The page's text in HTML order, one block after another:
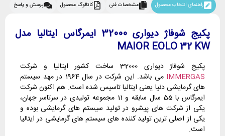
راهنمای انتخاب محصول مشخصات فنی کاتالوگ محصول پرسش و پاسخ
پکیج شوفاژ دیواری 32000 ایمرگاس ایتالیا مدل
MAIOR EOLO 32 KW
پکیج شوفاژ دیواری 32000 ساخت کشور ایتالیا و شرکت
IMMERGAS
می باشد. این شرکت در سال 1964 در مهد سیستم
های گرمایشی دنیا یعنی ایتالیا تاسیس شده است. هم اکنون شرکت
ایمرگاس با 55 سال سابقه و 11 مجموعه تولیدی در سرتاسر جهان،
یکی از شرکت های پیشرو در تولید سیستم های گرمایشی بوده و
یکی از اصلی ترین تولید کننده های سیستم های گرمایشی در ایتالیا
است.